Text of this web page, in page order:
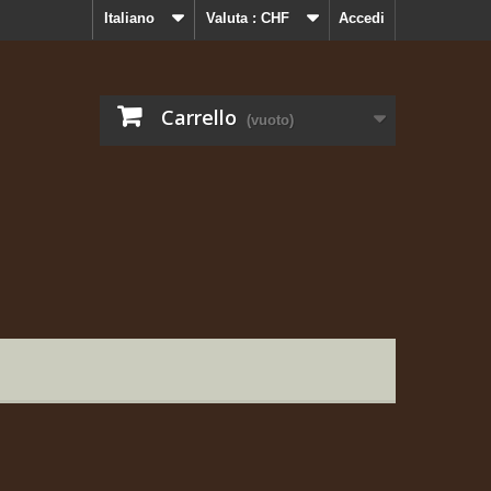
Accedi
Valuta : CHF
Italiano
Carrello (vuoto)